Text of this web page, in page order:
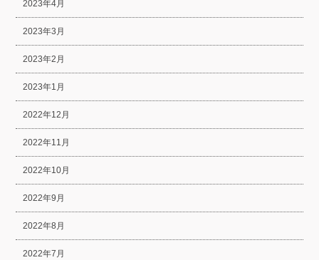
2023年4月
2023年3月
2023年2月
2023年1月
2022年12月
2022年11月
2022年10月
2022年9月
2022年8月
2022年7月